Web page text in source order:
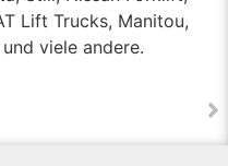
Lift Trucks, Manitou,
viele andere.